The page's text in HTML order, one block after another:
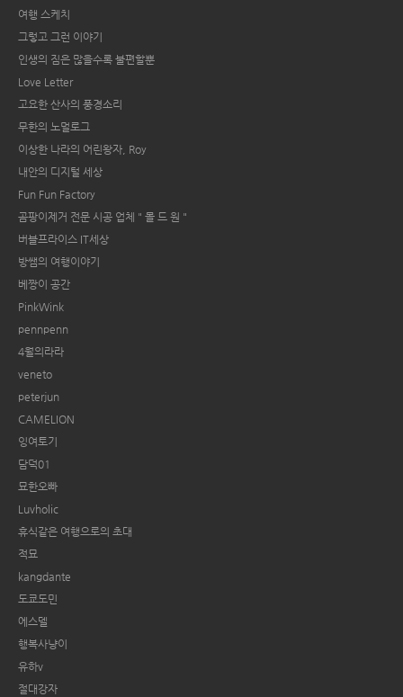
여행 스케치
그렇고 그런 이야기
인생의 짐은 많을수록 불편할뿐
Love Letter
고요한 산사의 풍경소리
무한의 노멀로그
이상한 나라의 어린왕자, Roy
내안의 디지털 세상
Fun Fun Factory
곰팡이제거 전문 시공 업체 " 몰 드 원 "
버블프라이스 IT세상
방쌤의 여행이야기
베짱이 공간
PinkWink
pennpenn
4월의라라
veneto
peterjun
CAMELION
잉여토기
담덕01
묘한오빠
Luvholic
휴식같은 여행으로의 초대
적묘
kangdante
도쿄도민
에스델
행복사냥이
유하v
절대강자